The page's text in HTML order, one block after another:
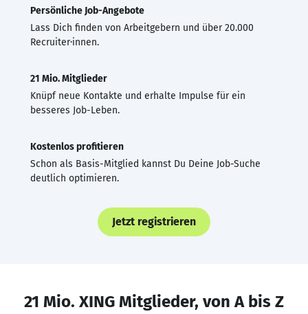
Persönliche Job-Angebote
Lass Dich finden von Arbeitgebern und über 20.000
Recruiter·innen.
21 Mio. Mitglieder
Knüpf neue Kontakte und erhalte Impulse für ein
besseres Job-Leben.
Kostenlos profitieren
Schon als Basis-Mitglied kannst Du Deine Job-Suche
deutlich optimieren.
Jetzt registrieren
21 Mio. XING Mitglieder, von A bis Z